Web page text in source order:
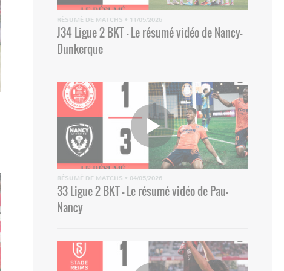
RÉSUMÉ DE MATCHS • 11/05/2026
J34 Ligue 2 BKT - Le résumé vidéo de Nancy-
Dunkerque
RÉSUMÉ DE MATCHS • 04/05/2026
33 Ligue 2 BKT - Le résumé vidéo de Pau-
Nancy